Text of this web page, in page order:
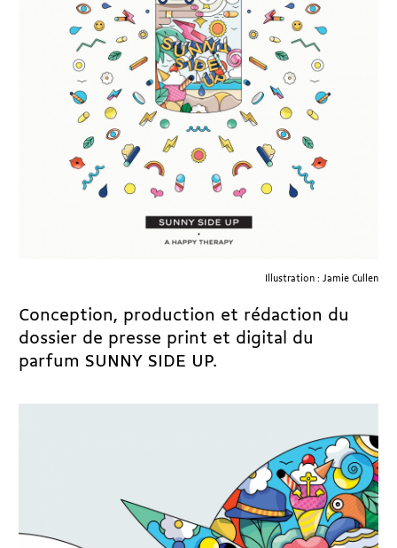
Illustration : Jamie Cullen
Conception, production et rédaction du
dossier de presse print et digital du
parfum SUNNY SIDE UP.